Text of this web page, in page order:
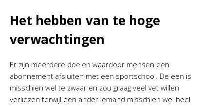
Het hebben van te hoge
verwachtingen
Er zijn meerdere doelen waardoor mensen een
abonnement afsluiten met een sportschool. De een is
misschien wel te zwaar en zou graag veel vet willen
verliezen terwijl een ander iemand misschien wel heel